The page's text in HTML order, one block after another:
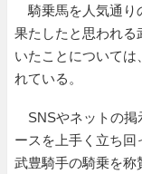
騎乗馬を人気通り
果たしたと思われる
いたことについて
れている。
SNSやネットの掲
ースを上手く立ち回
武豊騎手の騎乗を称